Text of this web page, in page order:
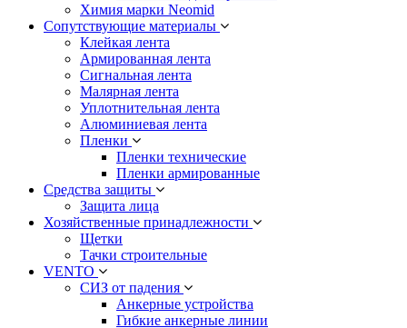
Химия марки Neomid
Сопутствующие материалы
Клейкая лента
Армированная лента
Сигнальная лента
Малярная лента
Уплотнительная лента
Алюминиевая лента
Пленки
Пленки технические
Пленки армированные
Средства защиты
Защита лица
Хозяйственные принадлежности
Щетки
Тачки строительные
VENTO
СИЗ от падения
Анкерные устройства
Гибкие анкерные линии